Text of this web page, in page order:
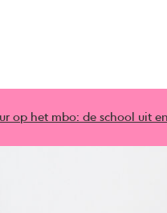
op het mbo: de school uit